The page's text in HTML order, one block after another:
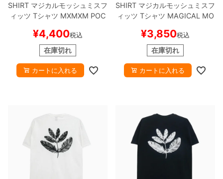
SHIRT マジカルモッシュミスフ
ィッツ Tシャツ MXMXM POC
ケボー
¥4,400税込
在庫切れ
カートに入れる
SHIRT マジカルモッシュミスフ
ィッツ Tシャツ MAGICAL MO
ボード スケボー
¥3,850税込
在庫切れ
カートに入れる